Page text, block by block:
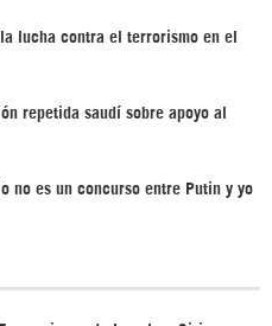
la lucha contra el terrorismo en el
repetida saudí sobre apoyo al
no es un concurso entre Putin y yo